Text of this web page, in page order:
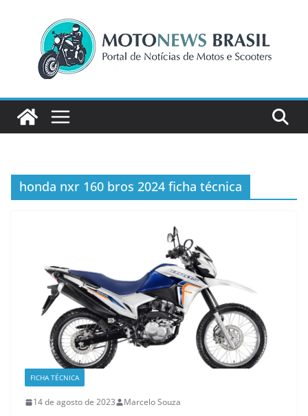
conteúdo
honda nxr 160 bros 2024 ficha técnica
FICHA TÉCNICA
14 de agosto de 2023 Marcelo Souza